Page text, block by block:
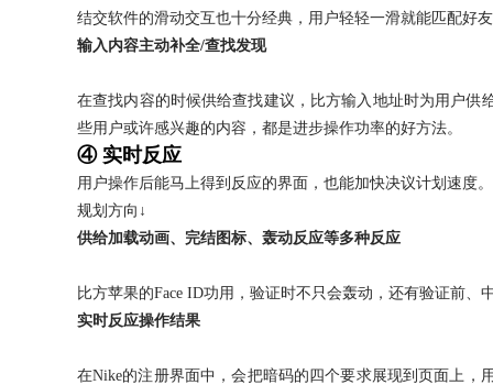
结交软件的滑动交互也十分经典，用户轻轻一滑就能匹配好
输入内容主动补全/查找发现
在查找内容的时候供给查找建议，比方输入地址时为用户
些用户或许感兴趣的内容，都是进步操作功率的好方法。
④ 实时反应
用户操作后能马上得到反应的界面，也能加快决议计划速度。
规划方向↓
供给加载动画、完结图标、轰动反应等多种反应
比方苹果的Face ID功用，验证时不只会轰动，还有验证前
实时反应操作结果
在Nike的注册界面中，会把暗码的四个要求展现到页面上